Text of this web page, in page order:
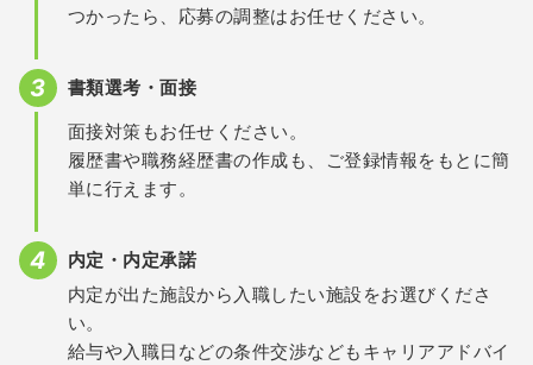
つかったら、応募の調整はお任せください。
書類選考・面接
面接対策もお任せください。
履歴書や職務経歴書の作成も、ご登録情報をもとに簡
単に行えます。
内定・内定承諾
内定が出た施設から入職したい施設をお選びくださ
い。
給与や入職日などの条件交渉などもキャリアアドバイ